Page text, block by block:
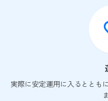
実際に安定運用に入るととも